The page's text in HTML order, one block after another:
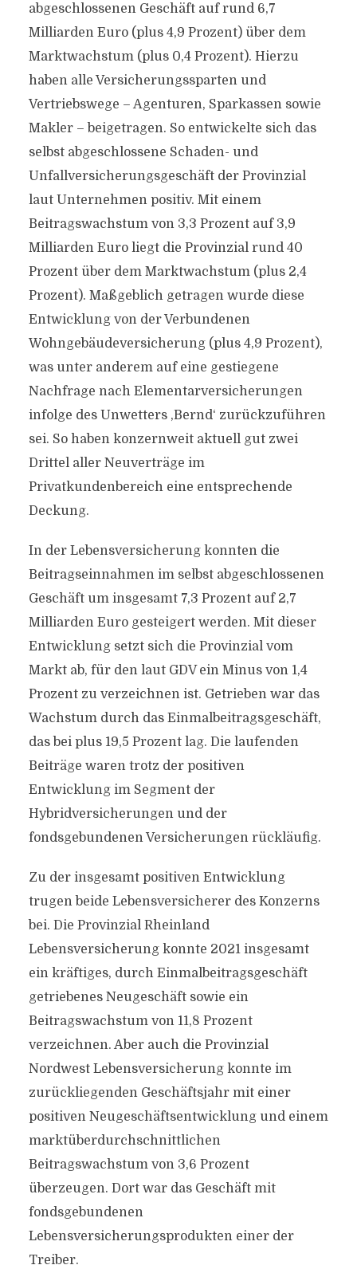
abgeschlossenen Geschäft auf rund 6,7
Milliarden Euro (plus 4,9 Prozent) über dem
Marktwachstum (plus 0,4 Prozent). Hierzu
haben alle Versicherungssparten und
Vertriebswege – Agenturen, Sparkassen sowie
Makler – beigetragen. So entwickelte sich das
selbst abgeschlossene Schaden- und
Unfallversicherungsgeschäft der Provinzial
laut Unternehmen positiv. Mit einem
Beitragswachstum von 3,3 Prozent auf 3,9
Milliarden Euro liegt die Provinzial rund 40
Prozent über dem Marktwachstum (plus 2,4
Prozent). Maßgeblich getragen wurde diese
Entwicklung von der Verbundenen
Wohngebäudeversicherung (plus 4,9 Prozent),
was unter anderem auf eine gestiegene
Nachfrage nach Elementarversicherungen
infolge des Unwetters ‚Bernd‘ zurückzuführen
sei. So haben konzernweit aktuell gut zwei
Drittel aller Neuverträge im
Privatkundenbereich eine entsprechende
Deckung.
In der Lebensversicherung konnten die
Beitragseinnahmen im selbst abgeschlossenen
Geschäft um insgesamt 7,3 Prozent auf 2,7
Milliarden Euro gesteigert werden. Mit dieser
Entwicklung setzt sich die Provinzial vom
Markt ab, für den laut GDV ein Minus von 1,4
Prozent zu verzeichnen ist. Getrieben war das
Wachstum durch das Einmalbeitragsgeschäft,
das bei plus 19,5 Prozent lag. Die laufenden
Beiträge waren trotz der positiven
Entwicklung im Segment der
Hybridversicherungen und der
fondsgebundenen Versicherungen rückläufig.
Zu der insgesamt positiven Entwicklung
trugen beide Lebensversicherer des Konzerns
bei. Die Provinzial Rheinland
Lebensversicherung konnte 2021 insgesamt
ein kräftiges, durch Einmalbeitragsgeschäft
getriebenes Neugeschäft sowie ein
Beitragswachstum von 11,8 Prozent
verzeichnen. Aber auch die Provinzial
Nordwest Lebensversicherung konnte im
zurückliegenden Geschäftsjahr mit einer
positiven Neugeschäftsentwicklung und einem
marktüberdurchschnittlichen
Beitragswachstum von 3,6 Prozent
überzeugen. Dort war das Geschäft mit
fondsgebundenen
Lebensversicherungsprodukten einer der
Treiber.